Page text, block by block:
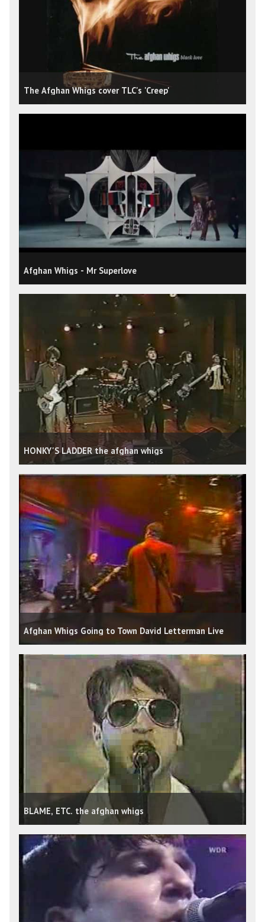
The Afghan Whigs cover TLC's 'Creep'
Afghan Whigs - Mr Superlove
HONKY'S LADDER the afghan whigs
Afghan Whigs Going to Town David Letterman Live
BLAME, ETC. the afghan whigs